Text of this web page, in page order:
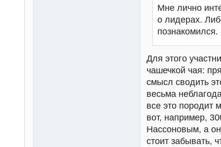
Мне лично
о лидерах.
познакомился.
Для этого
чашечкой чая:
смысл сводить
весьма
все это породит
вот, например,
Нассоновым, а
стоит забывать,